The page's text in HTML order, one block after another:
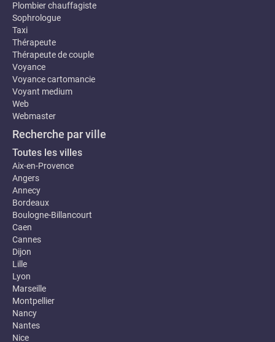
Plombier chauffagiste
Sophrologue
Taxi
Thérapeute
Thérapeute de couple
Voyance
Voyance cartomancie
Voyant medium
Web
Webmaster
Recherche par ville
Toutes les villes
Aix-en-Provence
Angers
Annecy
Bordeaux
Boulogne-Billancourt
Caen
Cannes
Dijon
Lille
Lyon
Marseille
Montpellier
Nancy
Nantes
Nice